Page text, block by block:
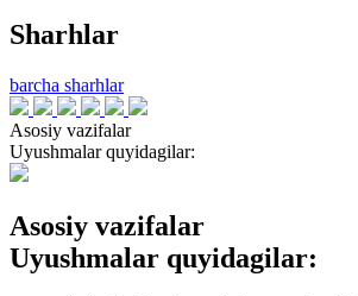
Sharhlar
barcha sharhlar
Asosiy vazifalar
Uyushmalar quyidagilar:
Asosiy vazifalar
Uyushmalar quyidagilar: